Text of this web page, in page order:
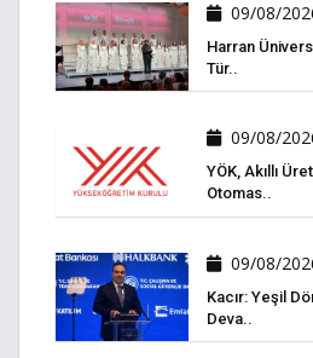
09/08/
Harran
Tür..
09/08/
YÖK, Akıllı
Otomas..
09/08/
Kacır: Yeşil
Deva..